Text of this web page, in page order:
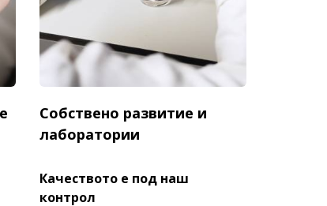
Собствено развитие и
лаборатории
Качеството е под наш
контрол